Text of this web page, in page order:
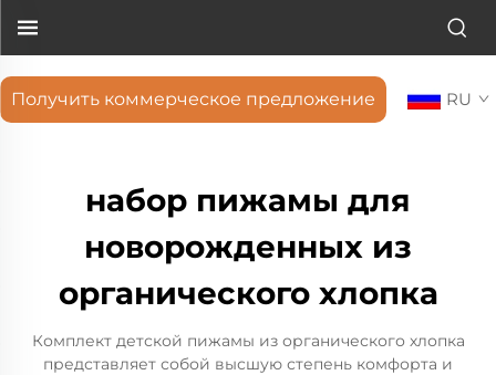
Получить коммерческое предложение RU
набор пижамы для
новорожденных из
органического хлопка
Комплект детской пижамы из органического хлопка
представляет собой высшую степень комфорта и